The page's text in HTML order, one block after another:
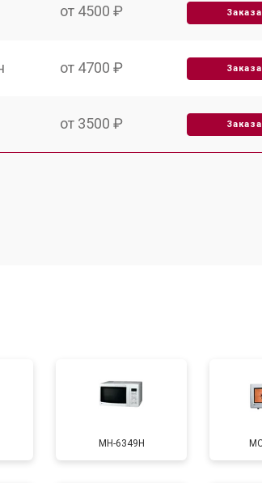
от 4500 ₽
от 4700 ₽
от 3500 ₽
от 2500 ₽
от 3500 ₽
MH-6349H